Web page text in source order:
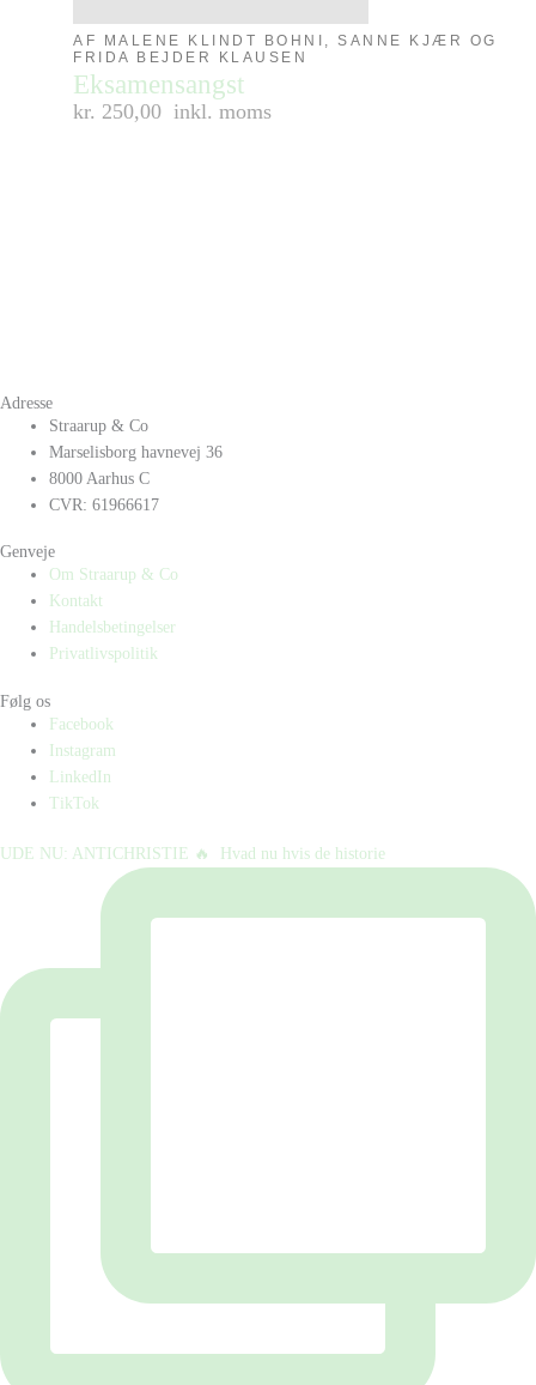
AF MALENE KLINDT BOHNI, SANNE KJÆR OG
FRIDA BEJDER KLAUSEN
Eksamensangst
kr. 250,00 inkl. moms
Adresse
Straarup & Co
Marselisborg havnevej 36
8000 Aarhus C
CVR: 61966617
Genveje
Om Straarup & Co
Kontakt
Handelsbetingelser
Privatlivspolitik
Følg os
Facebook
Instagram
LinkedIn
TikTok
UDE NU: ANTICHRISTIE 🔥⁠ ⁠ Hvad nu hvis de historie